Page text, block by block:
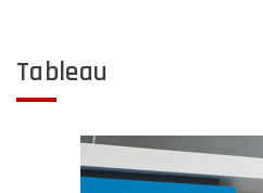
Tableau